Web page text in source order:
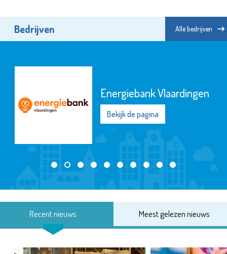
Bedrijven Alle bedrijven
Energiebank Vlaardingen
Bekijk de pagina
Recent nieuws Meest gelezen nieuws